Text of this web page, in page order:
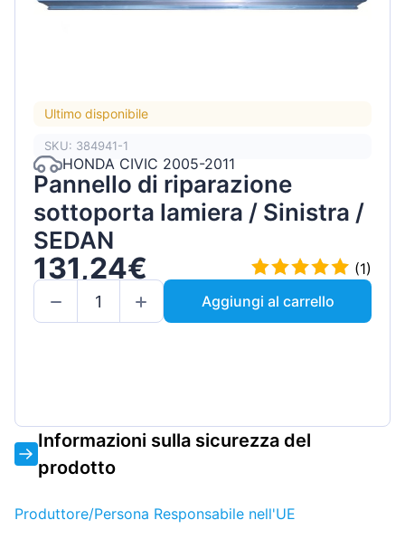
Ultimo disponibile
SKU: 384941-1
HONDA CIVIC 2005-2011
Pannello di riparazione
sottoporta lamiera / Sinistra /
SEDAN
131,24€
(1)
Aggiungi al carrello
Informazioni sulla sicurezza del
prodotto
Produttore/Persona Responsabile nell'UE